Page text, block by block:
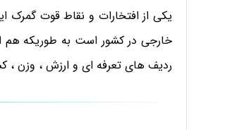
یکی از افتخارات و نقاط قوت گمرک
خارجی در کشور است به طوریکه هم
ردیف های تعرفه ای و ارزش ، وزن ،